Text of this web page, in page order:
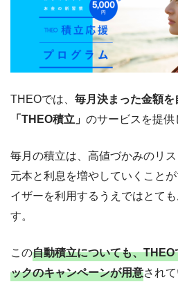
THEOでは、 毎月決まった金額
「THEO積立」 のサービスを提供
毎月の積立は、高値づかみのリ
元本と利息を増やしていくこと
イザーを利用するうえではとて
す。
この自動積立についても、
ックのキャンペーンが用意されて